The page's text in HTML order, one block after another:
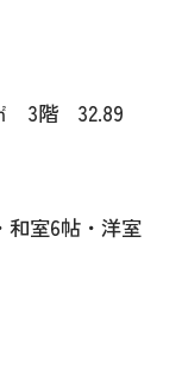
3階 32.89
室6帖・洋室